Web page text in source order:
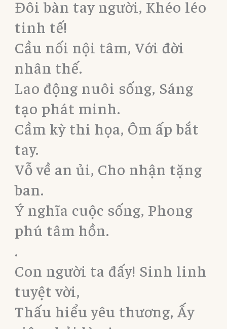
Đôi bàn tay người, Khéo léo
tinh tế!
Cầu nối nội tâm, Với đời
nhân thế.
Lao động nuôi sống, Sáng
tạo phát minh.
Cầm kỳ thi họa, Ôm ấp bắt
tay.
Vỗ về an ủi, Cho nhận tặng
ban.
Ý nghĩa cuộc sống, Phong
phú tâm hồn.
.
Con người ta đấy! Sinh linh
tuyệt vời,
Thấu hiểu yêu thương, Ấy